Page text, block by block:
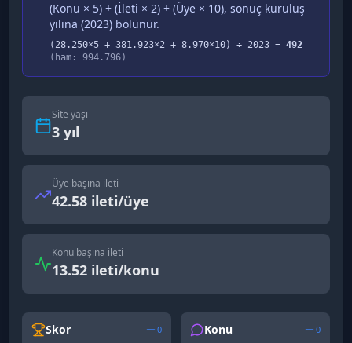
(Konu × 5) + (İleti × 2) + (Üye × 10), sonuç kuruluş
yılına (2023) bölünür.
( 28.250×5 + 381.923×2 + 8.970×10) ÷ 2023 = 492
(ham: 994.796)
Site yaşı
3 yıl
Üye başına ileti
42.58 ileti/üye
Konu başına ileti
13.52 ileti/konu
Skor 0 Konu 0